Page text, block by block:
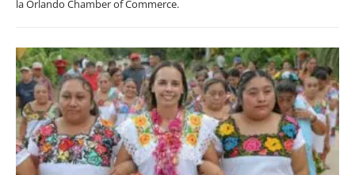
la Orlando Chamber of Commerce.